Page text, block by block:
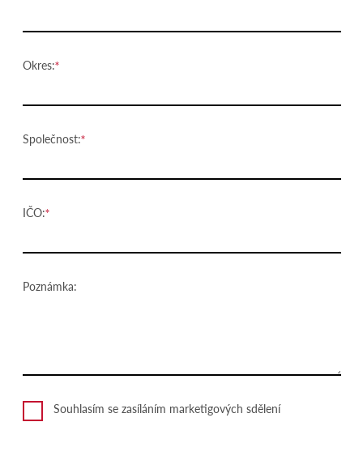
Okres:
Společnost:
IČO:
Poznámka:
Souhlasím se zasíláním marketigových sdělení